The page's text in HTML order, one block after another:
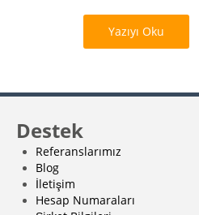
Yazıyı Oku
Destek
Referanslarımız
Blog
İletişim
Hesap Numaraları